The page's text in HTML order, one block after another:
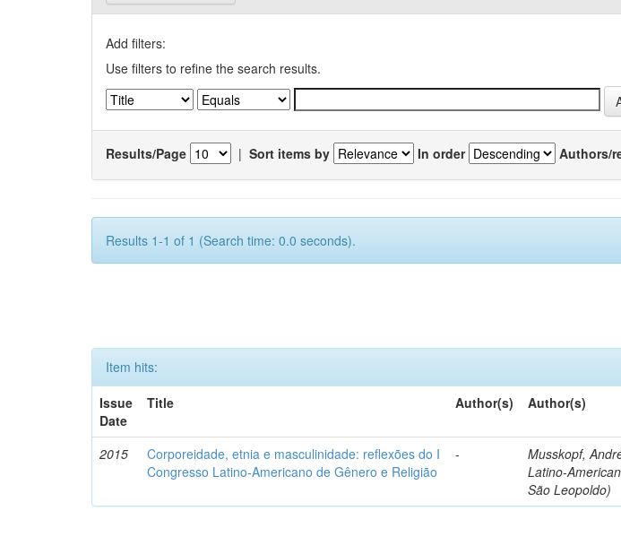
Add filters:
Use filters to refine the search results.
Results/Page | Sort items by In order Authors/
Results 1-1 of 1 (Search time: 0.0 seconds).
Item hits:
Issue
Date
Title Author(s) Author(s)
2015
Corporeidade, etnia e masculinidade: reflexões do I
Congresso Latino-Americano de Gênero e Religião
-
Musskopf,
Latino-
São Leopoldo)